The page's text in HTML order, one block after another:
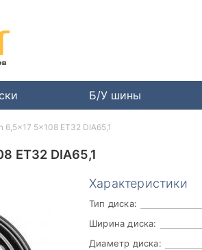
Б/У шины
ET32 DIA65,1
Характеристики
Тип диска:
Ширина диска:
Диаметр диска:
6,5x17 5x108 ET32 DIA65,1